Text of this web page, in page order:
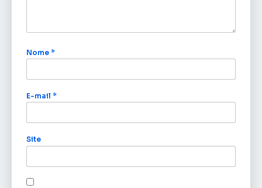
Nome *
E-mail *
Site